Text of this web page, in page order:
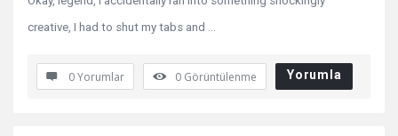
creative, I had to shut my tabs and ...
0 Yorumlar 0 Görüntülenme Yorumla